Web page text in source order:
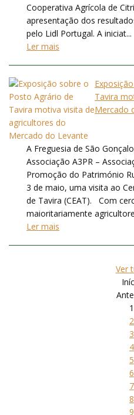
Cooperativa Agrícola de
apresentação dos
pelo Lidl Portugal. A iniciat...
Ler mais
Tavira
Mercado
A Freguesia de São
Associação A3PR –
Promoção do Património
3 de maio, uma visita ao
de Tavira (CEAT). Com
maioritariamente
Ler mais
Ver
1
2
3
4
5
6
7
8
9